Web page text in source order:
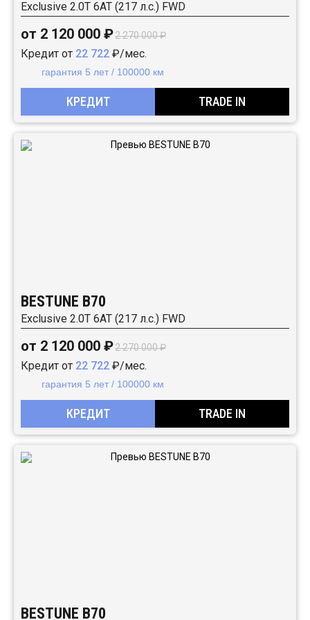
Exclusive 2.0T 6AT (217 л.с.) FWD
от 2 120 000 ₽2 270 000 ₽
Кредит от 22 722 ₽/мес.
гарантия 5 лет / 100000 км
КРЕДИТ TRADE IN
BESTUNE B70
Exclusive 2.0T 6AT (217 л.с.) FWD
от 2 120 000 ₽2 270 000 ₽
Кредит от 22 722 ₽/мес.
гарантия 5 лет / 100000 км
КРЕДИТ TRADE IN
BESTUNE B70